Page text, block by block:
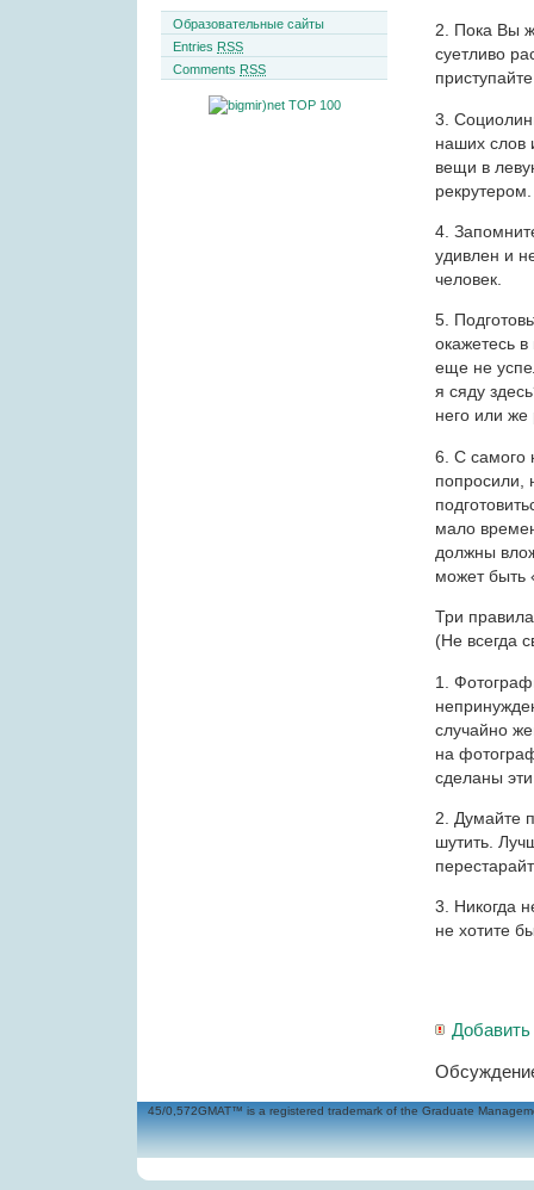
2. Пока Вы
суетливо
3.
наших слов
вещи в
рекрутером.
4.
удивлен и
человек.
5.
окажетесь
еще не
я сяду
него или же
6. С самого
попросили,
мало
должны
может быть
Три
(Не всегда
1.
случайно
на
сделаны
2. Думайте
шутить.
3. Никогда
не хотите
Образовательные сайты
Entries RSS
Comments RSS
45/0,572GMAT™ is a registered trademark of the Graduate